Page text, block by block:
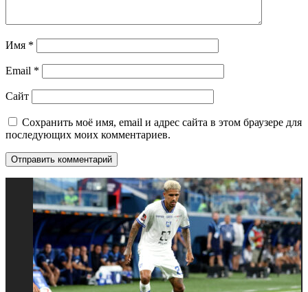
Имя *
Email *
Сайт
Сохранить моё имя, email и адрес сайта в этом браузере для
последующих моих комментариев.